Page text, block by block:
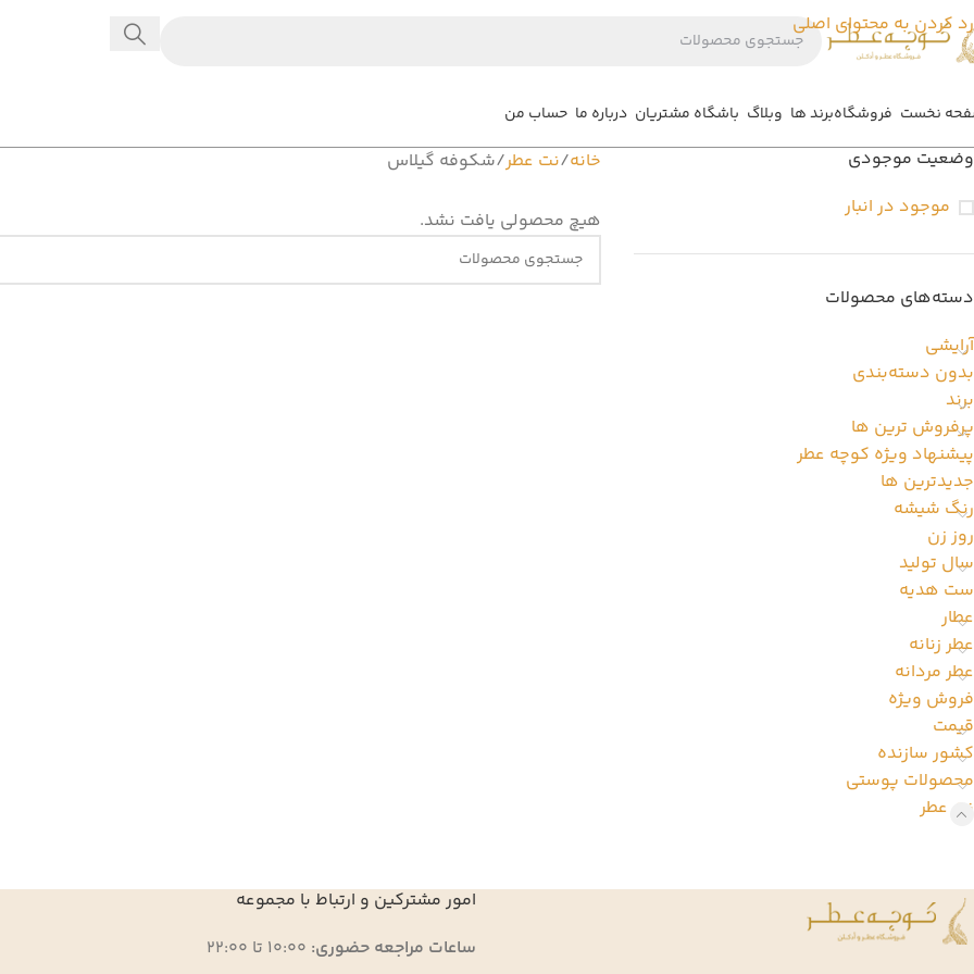
رد کردن به محتوای اصلی
نخست فروشگاهبرند ها وبلاگ باشگاه مشتریان درباره ما حساب من
وضعیت موجودی
موجود در انبار
دسته‌های محصولات
آرایشی
بدون دسته‌بندی
برند
پرفروش ترین ها
پیشنهاد ویژه کوچه عطر
جدیدترین ها
رنگ شیشه
روز زن
سال تولید
ست هدیه
عطار
عطر زنانه
عطر مردانه
فروش ویژه
قیمت
کشور سازنده
محصولات پوستی
نت عطر
خانه نت عطر شکوفه گیلاس
هیچ محصولی یافت نشد.
امور مشترکین و ارتباط با مجموعه
ساعات مراجعه حضوری: